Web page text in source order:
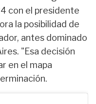
con el presidente
la posibilidad de
antes dominado
"Esa decisión
en el mapa